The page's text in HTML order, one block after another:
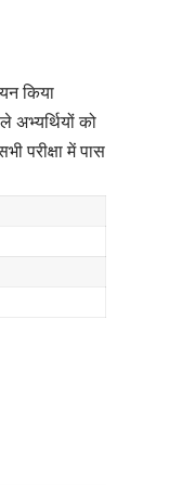
किया
अभ्यर्थियों को
परीक्षा में पास